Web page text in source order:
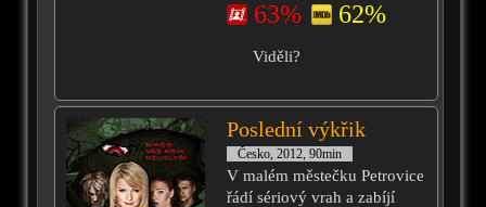
63% 62%
Viděli?
Poslední výkřik
Česko, 2012, 90min
V malém městečku Petrovice
řádí sériový vrah a zabíjí